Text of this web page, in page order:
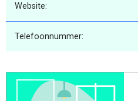
Website:
Telefoonnummer: